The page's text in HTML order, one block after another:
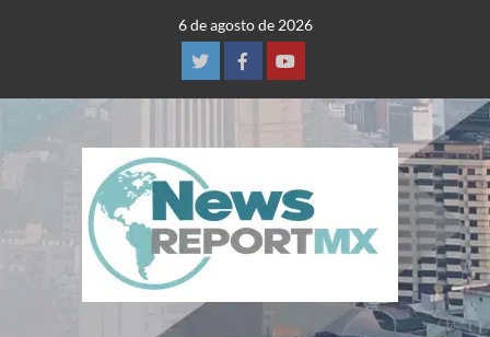
6 de agosto de 2026
TwitterFacebookYoutube